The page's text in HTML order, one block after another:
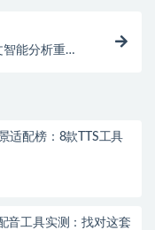
能分析重构
适配榜：8款TTS工具
音工具实测：找对这套